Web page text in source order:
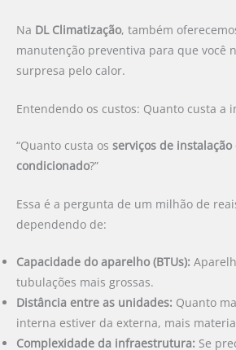
Na DL Climatização, também
manutenção preventiva para que você
surpresa pelo calor.
Entendendo os custos: Quanto custa a
“Quanto custa os serviços de instalação
condicionado?”
Essa é a pergunta de um milhão de
dependendo de:
Capacidade do aparelho (BTUs):
tubulações mais grossas.
Distância entre as unidades: Quanto
interna estiver da externa, mais
Complexidade da infraestrutura: Se